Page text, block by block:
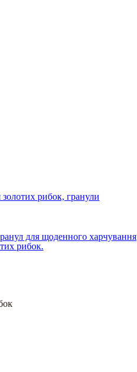
рибок, гранули
для щоденного харчування
рибок.